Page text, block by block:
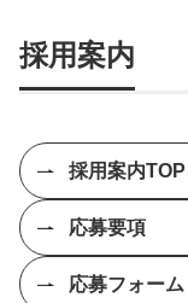
採用案内
採用案内TOP
応募要項
応募フォーム